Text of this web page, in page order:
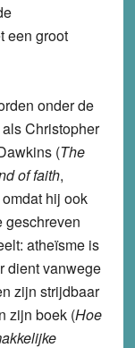
een groot
onder de
als Christopher
(The
of faith,
hij ook
geschreven
atheïsme is
dient vanwege
zijn strijdbaar
zijn boek (Hoe